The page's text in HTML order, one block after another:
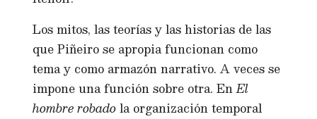
Los mitos, las teorías y las historias de las
que Piñeiro se apropia funcionan como
tema y como armazón narrativo. A veces se
impone una función sobre otra. EnEl
hombre robadola organización temporal